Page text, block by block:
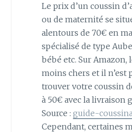
Le prix d’un coussin
ou de maternité se
alentours de 70€ en
spécialisé de type
bébé etc. Sur Amazon,
moins chers et il n’est
trouver votre coussin
à 50€ avec la livraison
Source : guide-
Cependant, certaines